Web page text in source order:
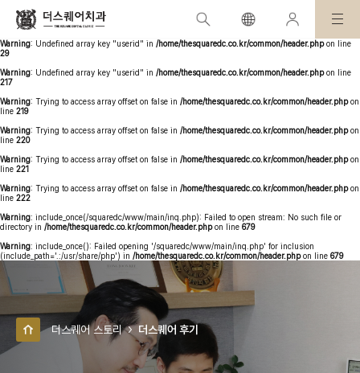
Warning: Undefined array key "stitle" in
/home/thesquaredc.co.kr/board/review/review-
contents.phpon line46
Warning: Undefined array key "userid" in /home/thesquaredc.co.kr/common/header.phpon line
29
Warning: Undefined array key "userid" in /home/thesquaredc.co.kr/common/header.phpon line
217
Warning: Trying to access array offset on false in /home/thesquaredc.co.kr/common/header.phpon
line 219
Warning: Trying to access array offset on false in /home/thesquaredc.co.kr/common/header.phpon
line 220
Warning: Trying to access array offset on false in /home/thesquaredc.co.kr/common/header.phpon
line 221
Warning: Trying to access array offset on false in /home/thesquaredc.co.kr/common/header.phpon
line 222
Warning: include_once(/squaredc/www/main/inq.php): Failed to open stream: No such file or
directory in /home/thesquaredc.co.kr/common/header.phpon line 679
Warning: include_once(): Failed opening '/squaredc/www/main/inq.php' for inclusion
(include_path='.:/usr/share/php') in /home/thesquaredc.co.kr/common/header.phpon line 679
더스퀘어 스토리 더스퀘어 후기